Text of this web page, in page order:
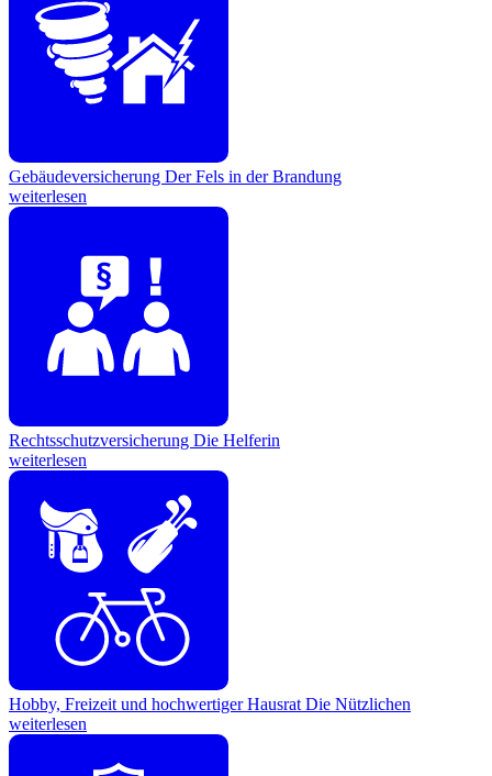
Gebäudeversicherung Der Fels in der Brandung
weiterlesen
Rechtsschutzversicherung Die Helferin
weiterlesen
Hobby, Freizeit und hochwertiger Hausrat Die Nützlichen
weiterlesen